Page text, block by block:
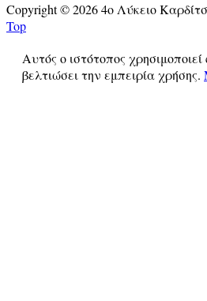
Copyright © 2026 4ο Λύκειο
Top
Αυτός ο ιστότοπος
βελτιώσει την εμπειρία χρήσης.